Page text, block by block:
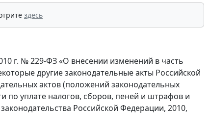
здесь
г. № 229-ФЗ «О внесении изменений в часть
другие законодательные акты Российской
актов (положений законодательных
по уплате налогов, сборов, пеней и штрафов и
Российской Федерации, 2010,